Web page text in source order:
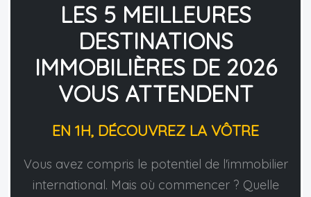
LES 5 MEILLEURES
DESTINATIONS
IMMOBILIÈRES DE 2026
VOUS ATTENDENT
EN 1H, DÉCOUVREZ LA VÔTRE
Vous avez compris le potentiel de l'immobilier
international. Mais où commencer ? Quelle